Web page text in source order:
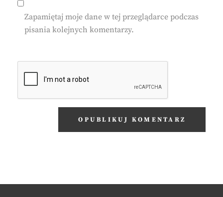
Zapamiętaj moje dane w tej przeglądarce podczas
pisania kolejnych komentarzy.